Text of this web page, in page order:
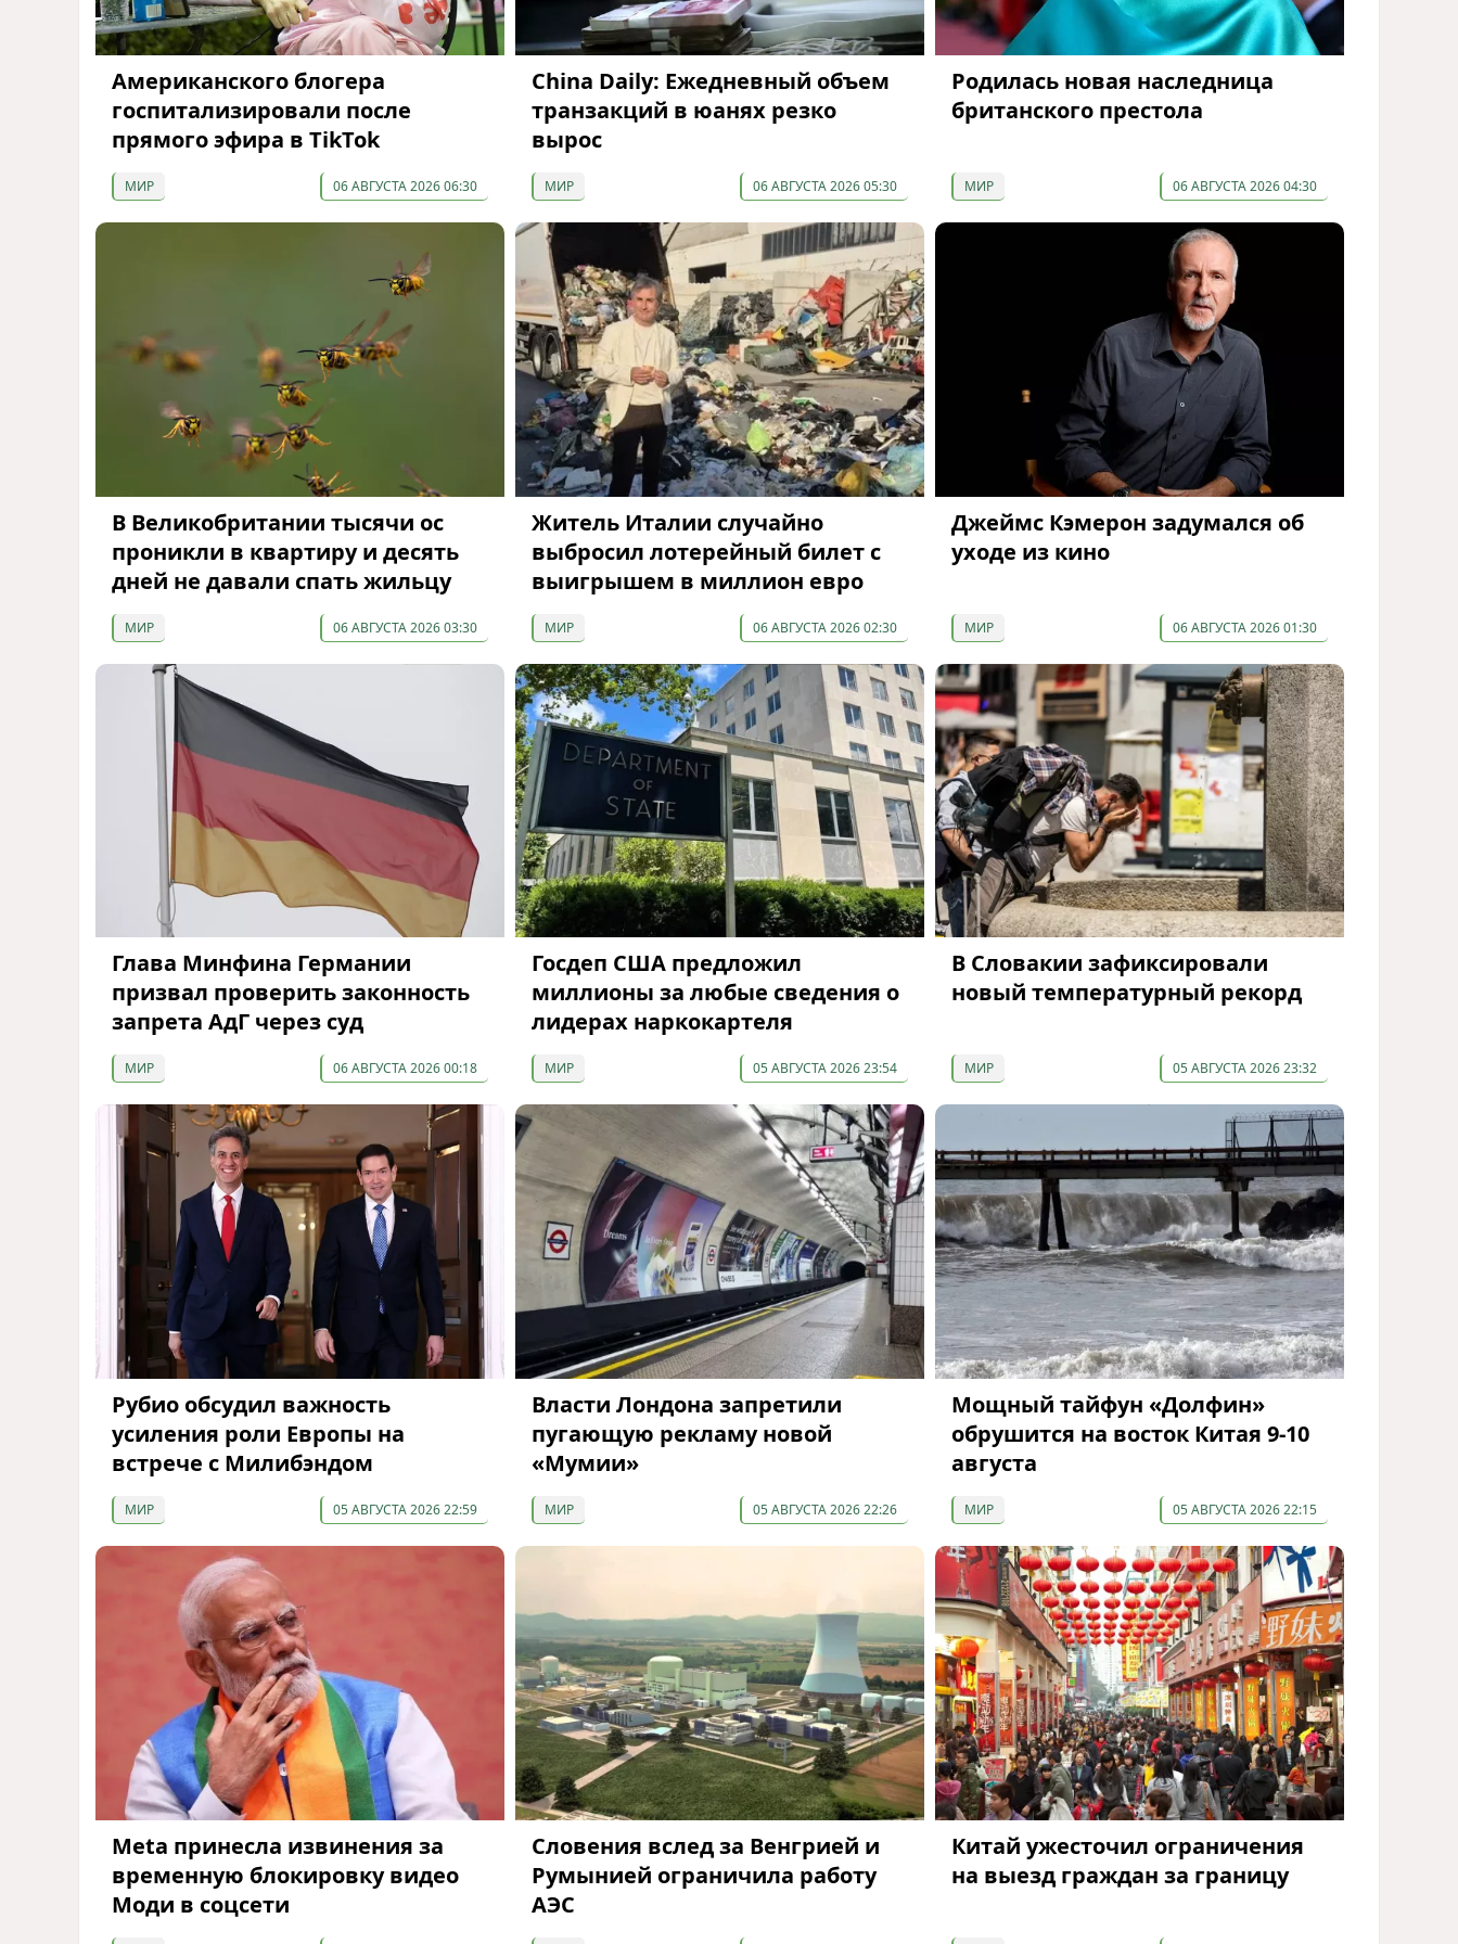
Американского блогера
госпитализировали после
прямого эфира в TikTok
МИР 06 АВГУСТА 2026 06:30
China Daily: Ежедневный объем
транзакций в юанях резко
вырос
МИР 06 АВГУСТА 2026 05:30
Родилась новая наследница
британского престола
МИР 06 АВГУСТА 2026 04:30
В Великобритании тысячи ос
проникли в квартиру и десять
дней не давали спать жильцу
МИР 06 АВГУСТА 2026 03:30
Житель Италии случайно
выбросил лотерейный билет с
выигрышем в миллион евро
МИР 06 АВГУСТА 2026 02:30
Джеймс Кэмерон задумался об
уходе из кино
МИР 06 АВГУСТА 2026 01:30
Глава Минфина Германии
призвал проверить законность
запрета АдГ через суд
МИР 06 АВГУСТА 2026 00:18
Госдеп США предложил
миллионы за любые сведения о
лидерах наркокартеля
МИР 05 АВГУСТА 2026 23:54
В Словакии зафиксировали
новый температурный рекорд
МИР 05 АВГУСТА 2026 23:32
Рубио обсудил важность
усиления роли Европы на
встрече с Милибэндом
МИР 05 АВГУСТА 2026 22:59
Власти Лондона запретили
пугающую рекламу новой
«Мумии»
МИР 05 АВГУСТА 2026 22:26
Мощный тайфун «Долфин»
обрушится на восток Китая 9-10
августа
МИР 05 АВГУСТА 2026 22:15
Meta принесла извинения за
временную блокировку видео
Моди в соцсети
Словения вслед за Венгрией и
Румынией ограничила работу
АЭС
Китай ужесточил ограничения
на выезд граждан за границу